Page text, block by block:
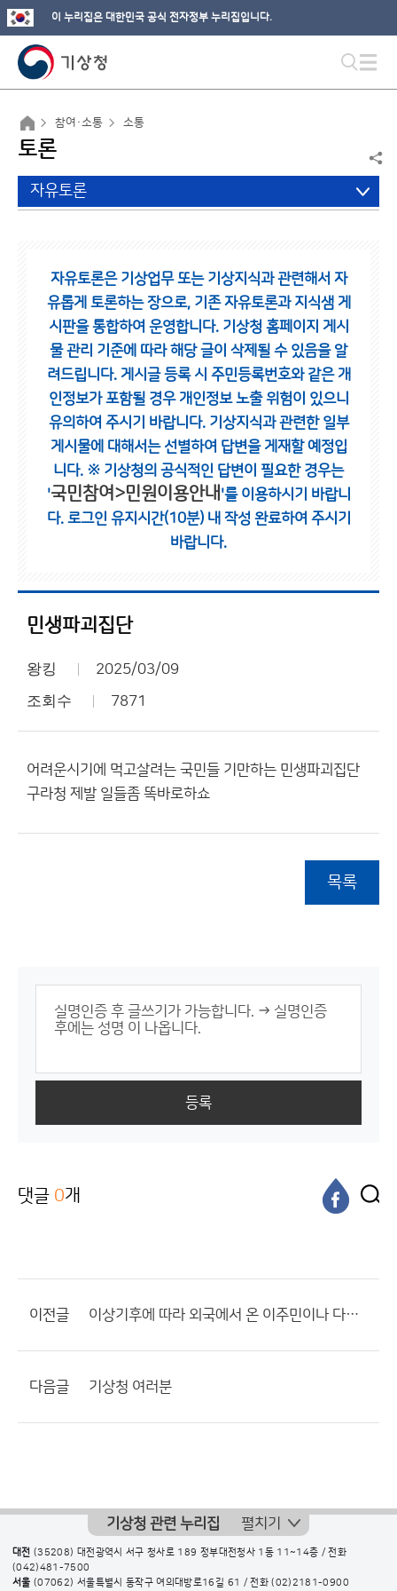
이 누리집은 대한민국 공식 전자정부 누리집입니다.
참여·소통 소통
토론
자유토론
자유토론은 기상업무 또는 기상지식과 관련해서 자
유롭게 토론하는 장으로, 기존 자유토론과 지식샘 게
시판을 통합하여 운영합니다. 기상청 홈페이지 게시
물 관리 기준에 따라 해당 글이 삭제될 수 있음을 알
려드립니다. 게시글 등록 시 주민등록번호와 같은 개
인정보가 포함될 경우 개인정보 노출 위험이 있으니
유의하여 주시기 바랍니다. 기상지식과 관련한 일부
게시물에 대해서는 선별하여 답변을 게재할 예정입
니다. ※ 기상청의 공식적인 답변이 필요한 경우는
'국민참여>민원이용안내 '를 이용하시기 바랍니
다. 로그인 유지시간(10분) 내 작성 완료하여 주시기
바랍니다.
민생파괴집단
왕킹 2025/03/09
조회수 7871
어려운시기에 먹고살려는 국민들 기만하는 민생파괴집단
구라청 제발 일들좀 똑바로하쇼
목록
등록
댓글 0개
이전글 이상기후에 따라 외국에서 온 이주민이나 다른 지방에서 이사온 사람들에게 그지역의 기후에 대한 교육
다음글 기상청 여러분
기상청 관련 누리집 펼치기
대전 (35208) 대전광역시 서구 청사로 189 정부대전청사 1동 11~14층 / 전화
(042)481-7500
서울 (07062) 서울특별시 동작구 여의대방로16길 61 / 전화(02)2181-0900